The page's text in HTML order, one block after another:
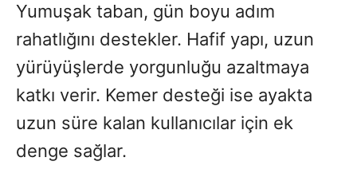
Yumuşak taban, gün boyu adım
rahatlığını destekler. Hafif yapı, uzun
yürüyüşlerde yorgunluğu azaltmaya
katkı verir. Kemer desteği ise ayakta
uzun süre kalan kullanıcılar için ek
denge sağlar.